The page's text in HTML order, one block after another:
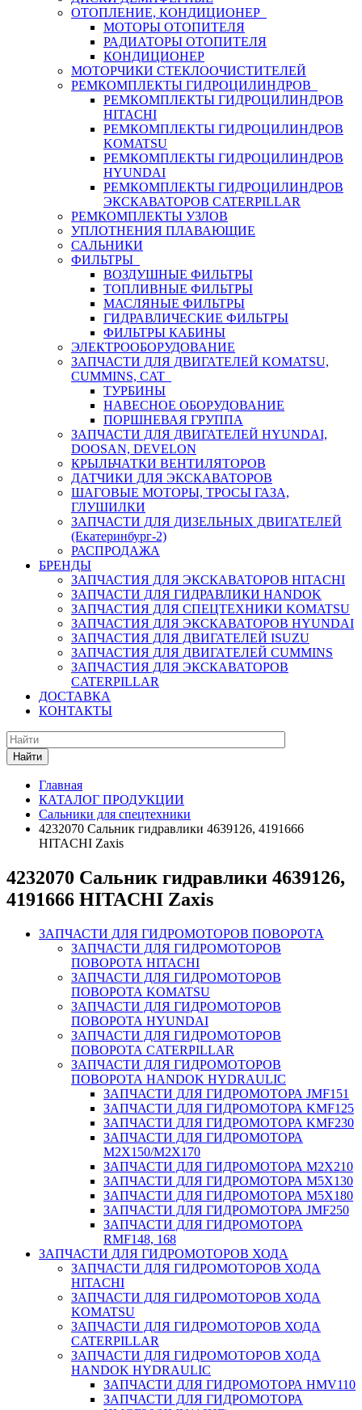
ОТОПЛЕНИЕ, КОНДИЦИОНЕР
МОТОРЫ ОТОПИТЕЛЯ
РАДИАТОРЫ ОТОПИТЕЛЯ
КОНДИЦИОНЕР
МОТОРЧИКИ СТЕКЛООЧИСТИТЕЛЕЙ
РЕМКОМПЛЕКТЫ ГИДРОЦИЛИНДРОВ
РЕМКОМПЛЕКТЫ ГИДРОЦИЛИНДРОВ
HITACHI
РЕМКОМПЛЕКТЫ ГИДРОЦИЛИНДРОВ
KOMATSU
РЕМКОМПЛЕКТЫ ГИДРОЦИЛИНДРОВ
HYUNDAI
РЕМКОМПЛЕКТЫ ГИДРОЦИЛИНДРОВ
ЭКСКАВАТОРОВ CATERPILLAR
РЕМКОМПЛЕКТЫ УЗЛОВ
УПЛОТНЕНИЯ ПЛАВАЮЩИЕ
САЛЬНИКИ
ФИЛЬТРЫ
ВОЗДУШНЫЕ ФИЛЬТРЫ
ТОПЛИВНЫЕ ФИЛЬТРЫ
МАСЛЯНЫЕ ФИЛЬТРЫ
ГИДРАВЛИЧЕСКИЕ ФИЛЬТРЫ
ФИЛЬТРЫ КАБИНЫ
ЭЛЕКТРООБОРУДОВАНИЕ
ЗАПЧАСТИ ДЛЯ ДВИГАТЕЛЕЙ KOMATSU,
CUMMINS, CAT
ТУРБИНЫ
НАВЕСНОЕ ОБОРУДОВАНИЕ
ПОРШНЕВАЯ ГРУППА
ЗАПЧАСТИ ДЛЯ ДВИГАТЕЛЕЙ HYUNDAI,
DOOSAN, DEVELON
КРЫЛЬЧАТКИ ВЕНТИЛЯТОРОВ
ДАТЧИКИ ДЛЯ ЭКСКАВАТОРОВ
ШАГОВЫЕ МОТОРЫ, ТРОСЫ ГАЗА,
ГЛУШИЛКИ
ЗАПЧАСТИ ДЛЯ ДИЗЕЛЬНЫХ ДВИГАТЕЛЕЙ
(Екатеринбург-2)
РАСПРОДАЖА
БРЕНДЫ
ЗАПЧАСТИЯ ДЛЯ ЭКСКАВАТОРОВ HITACHI
ЗАПЧАСТИ ДЛЯ ГИДРАВЛИКИ HANDOK
ЗАПЧАСТИЯ ДЛЯ СПЕЦТЕХНИКИ KOMATSU
ЗАПЧАСТИЯ ДЛЯ ЭКСКАВАТОРОВ HYUNDAI
ЗАПЧАСТИЯ ДЛЯ ДВИГАТЕЛЕЙ ISUZU
ЗАПЧАСТИЯ ДЛЯ ДВИГАТЕЛЕЙ CUMMINS
ЗАПЧАСТИЯ ДЛЯ ЭКСКАВАТОРОВ
CATERPILLAR
ДОСТАВКА
КОНТАКТЫ
Найти
Главная
КАТАЛОГ ПРОДУКЦИИ
Сальники для спецтехники
4232070 Сальник гидравлики 4639126, 4191666
HITACHI Zaxis
4232070 Сальник гидравлики 4639126,
4191666 HITACHI Zaxis
ЗАПЧАСТИ ДЛЯ ГИДРОМОТОРОВ ПОВОРОТА
ЗАПЧАСТИ ДЛЯ ГИДРОМОТОРОВ
ПОВОРОТА HITACHI
ЗАПЧАСТИ ДЛЯ ГИДРОМОТОРОВ
ПОВОРОТА KOMATSU
ЗАПЧАСТИ ДЛЯ ГИДРОМОТОРОВ
ПОВОРОТА HYUNDAI
ЗАПЧАСТИ ДЛЯ ГИДРОМОТОРОВ
ПОВОРОТА CATERPILLAR
ЗАПЧАСТИ ДЛЯ ГИДРОМОТОРОВ
ПОВОРОТА HANDOK HYDRAULIC
ЗАПЧАСТИ ДЛЯ ГИДРОМОТОРА JMF151
ЗАПЧАСТИ ДЛЯ ГИДРОМОТОРА KMF125
ЗАПЧАСТИ ДЛЯ ГИДРОМОТОРА KMF230
ЗАПЧАСТИ ДЛЯ ГИДРОМОТОРА
M2X150/M2X170
ЗАПЧАСТИ ДЛЯ ГИДРОМОТОРА M2X210
ЗАПЧАСТИ ДЛЯ ГИДРОМОТОРА M5X130
ЗАПЧАСТИ ДЛЯ ГИДРОМОТОРА M5X180
ЗАПЧАСТИ ДЛЯ ГИДРОМОТОРА JMF250
ЗАПЧАСТИ ДЛЯ ГИДРОМОТОРА
RMF148, 168
ЗАПЧАСТИ ДЛЯ ГИДРОМОТОРОВ ХОДА
ЗАПЧАСТИ ДЛЯ ГИДРОМОТОРОВ ХОДА
HITACHI
ЗАПЧАСТИ ДЛЯ ГИДРОМОТОРОВ ХОДА
KOMATSU
ЗАПЧАСТИ ДЛЯ ГИДРОМОТОРОВ ХОДА
CATERPILLAR
ЗАПЧАСТИ ДЛЯ ГИДРОМОТОРОВ ХОДА
HANDOK HYDRAULIC
ЗАПЧАСТИ ДЛЯ ГИДРОМОТОРА HMV110
ЗАПЧАСТИ ДЛЯ ГИДРОМОТОРА